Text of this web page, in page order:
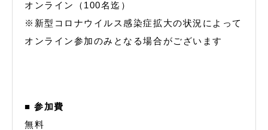
オンライン（100名迄）
※新型コロナウイルス感染症拡大の状況によって
オンライン参加のみとなる場合がございます
■ 参加費
無料